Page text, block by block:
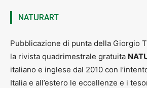
NATURART
Pubblicazione di punta della Giorgio
la rivista quadrimestrale gratuita
italiano e inglese dal 2010 con
Italia e all’estero le eccellenze e i